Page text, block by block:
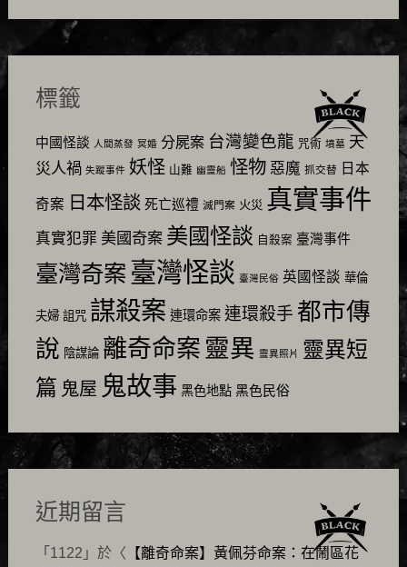
標籤
中國怪談 人間蒸發 冥婚 分屍案 台灣變色龍 咒術 墳墓 天
災人禍 失蹤事件 妖怪 山難 幽靈船 怪物 惡魔 抓交替 日本
奇案 日本怪談 死亡巡禮 滅門案 火災 真實事件
真實犯罪 美國奇案 美國怪談 自殺案 臺灣事件
臺灣奇案 臺灣怪談 臺灣民俗 英國怪談 華倫
夫婦 詛咒 謀殺案 連環命案 連環殺手 都市傳
說 陰謀論 離奇命案 靈異 靈異照片 靈異短
篇 鬼屋 鬼故事 黑色地點 黑色民俗
近期留言
「 1122 」於〈 【離奇命案】黃佩芬命案：在鬧區花